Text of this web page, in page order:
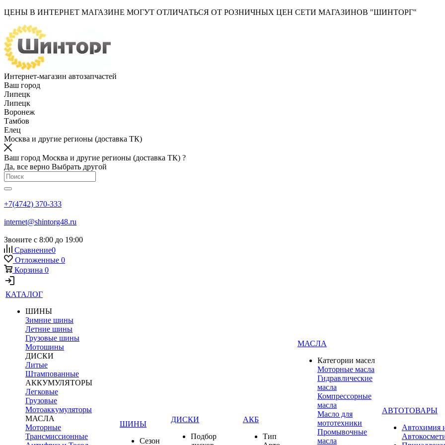
ЦЕНЫ В ИНТЕРНЕТ МАГАЗИНЕ МОГУТ ОТЛИЧАТЬСЯ ОТ РОЗНИЧНЫХ ЦЕН СЕТИ МАГАЗИНОВ "ШИНТОРГ"
Интернет-магазин автозапчастей
Ваш город
Липецк
Липецк
Воронеж
Тамбов
Елец
Москва и другие регионы (доставка ТК)
Ваш город Москва и другие регионы (доставка ТК) ?
Да, все верно Выбрать другой
+7(4742) 370-333
internet@shintorg48.ru
Звоните с 8:00 до 19:00
Сравнение0
Отложенные 0
Корзина 0
КАТАЛОГ
ШИНЫ
Зимние шины
Летние шины
Грузовые шины
Мотошины
ДИСКИ
Литые
Штампованные
АККУМУЛЯТОРЫ
Легковые
Грузовые
Мотоаккумуляторы
МАСЛА
Моторные
Трансмиссионные
ШИНЫ
Сезон
ДИСКИ
Подбор
АКБ
Тип
МАСЛА
Категории масел
Моторные масла
Гидравлические
масла
Компрессорные
масла
Масло для
мототехники
Промывочные
масла
АВТОТОВАРЫ
Автохимия